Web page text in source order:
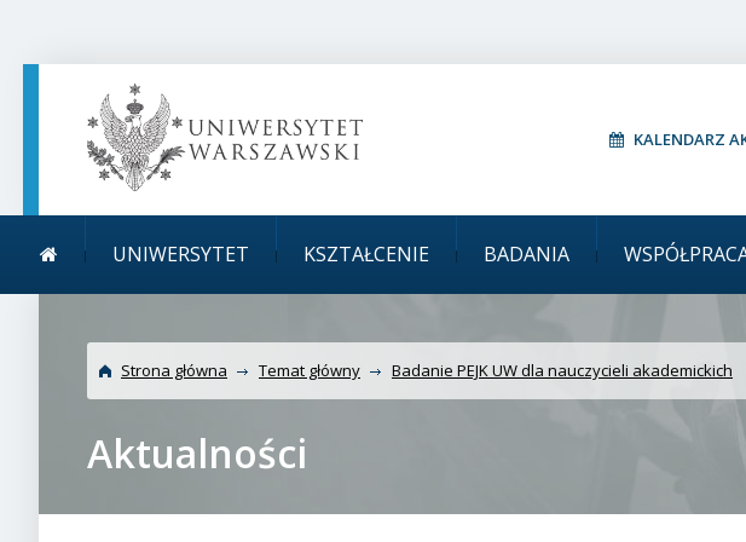
KALENDARZ
główne
UNIWERSYTET KSZTAŁCENIE BADANIA
Uniwersytet Warszawski
akademickich
Strona główna Temat główny Badanie PEJK UW dla nauczycieli akademickich
Aktualności